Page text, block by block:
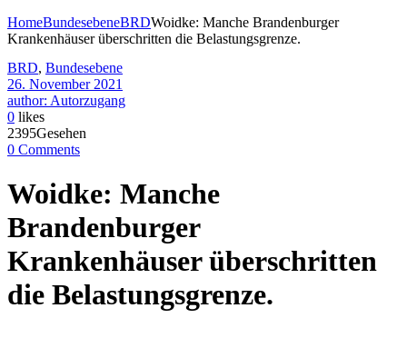
HomeBundesebeneBRDWoidke: Manche Brandenburger
Krankenhäuser überschritten die Belastungsgrenze.
BRD, Bundesebene
26. November 2021
author: Autorzugang
0 likes
2395Gesehen
0 Comments
Woidke: Manche
Brandenburger
Krankenhäuser überschritten
die Belastungsgrenze.